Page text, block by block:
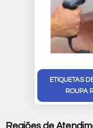
ETIQUETAS
ROUPA
Regiões de